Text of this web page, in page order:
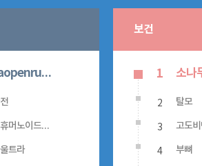
asiaopenrunway
세계휴머노이드로봇운동회
트라
보건
1
2 탈모
3 고도
4 부뼈